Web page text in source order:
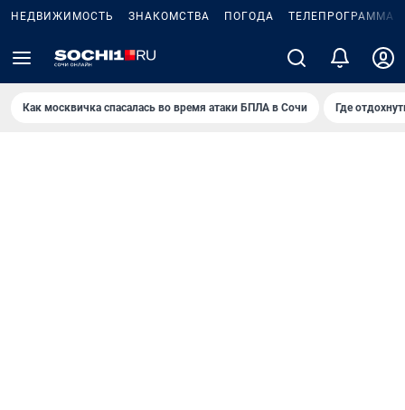
НЕДВИЖИМОСТЬ ЗНАКОМСТВА ПОГОДА ТЕЛЕПРОГРАММА
Как москвичка спасалась во время атаки БПЛА в Сочи Где